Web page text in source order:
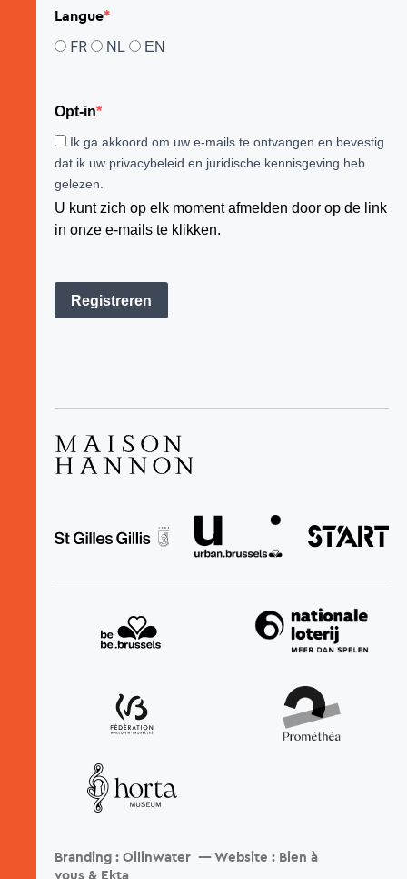
Langue
FR NL EN
Opt-in
Ik ga akkoord om uw e-mails te ontvangen en bevestig
dat ik uw privacybeleid en juridische kennisgeving heb
gelezen.
U kunt zich op elk moment afmelden door op de link
in onze e-mails te klikken.
Registreren
Branding : Oilinwater — Website : Bien à
vous & Ekta